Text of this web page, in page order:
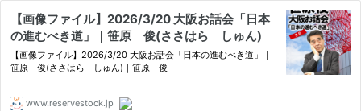
【画像ファイル】2026/3/20 大阪お話会「日本
の進むべき道」｜笹原 俊(ささはら しゅん)
【画像ファイル】2026/3/20 大阪お話会「日本の進むべき道」｜
笹原 俊(ささはら しゅん)｜笹原 俊
www.reservestock.jp